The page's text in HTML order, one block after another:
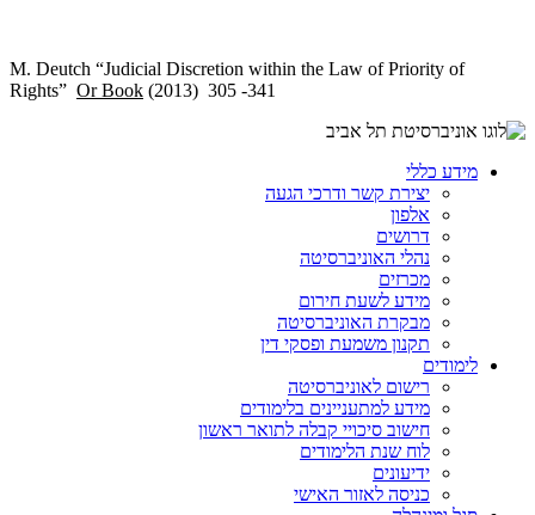
M. Deutch “Judicial Discretion within the Law of Priority of
Rights” Or Book (2013) 305 -341
מידע כללי
יצירת קשר ודרכי הגעה
אלפון
דרושים
נהלי האוניברסיטה
מכרזים
מידע לשעת חירום
מבקרת האוניברסיטה
תקנון משמעת ופסקי דין
לימודים
רישום לאוניברסיטה
מידע למתעניינים בלימודים
חישוב סיכויי קבלה לתואר ראשון
לוח שנת הלימודים
ידיעונים
כניסה לאזור האישי